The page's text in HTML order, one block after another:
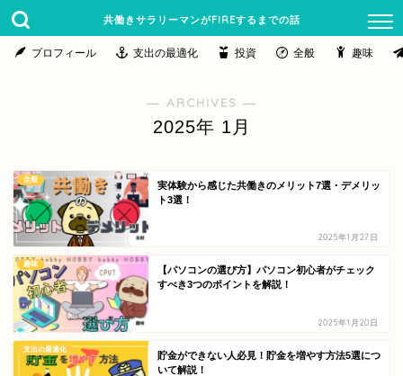
共働きサラリーマンがFIREするまでの話
プロフィール 支出の最適化 投資 全般 趣味
― ARCHIVES ―
2025年 1月
全般
実体験から感じた共働きのメリット7選・デメリッ
ト3選！
2025年1月27日
趣味
【パソコンの選び方】パソコン初心者がチェック
すべき3つのポイントを解説！
2025年1月20日
支出の最適化
貯金ができない人必見！貯金を増やす方法5選につ
いて解説！